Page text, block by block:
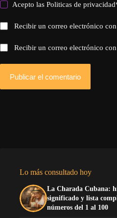
Acepto lasPoliticas de privacidad
Recibir un correo electrónico
Recibir un correo electrónico
Publicar el comentario
Lo más consultado hoy
La Charada Cubana:
significado y lista
números del 1 al 100